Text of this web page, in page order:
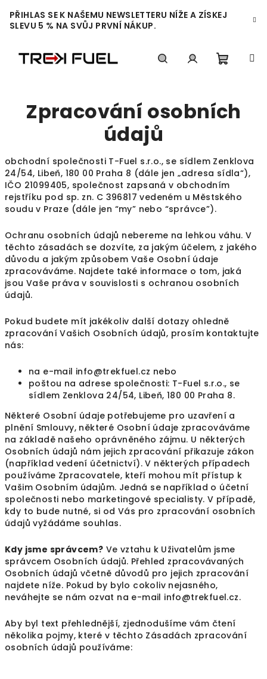
na
obsah
PŘIHLAS SE K NAŠEMU NEWSLETTERU NÍŽE A ZÍSKEJ
SLEVU 5 % NA SVŮJ PRVNÍ NÁKUP.
košík
Zpracování osobních
údajů
obchodní společnosti T-Fuel s.r.o., se sídlem Zenklova
24/54, Libeň, 180 00 Praha 8 (dále jen „adresa sídla“),
IČO 21099405, společnost zapsaná v obchodním
rejstříku pod sp. zn. C 396817 vedeném u Městského
soudu v Praze (dále jen “my” nebo “správce”).
Ochranu osobních údajů nebereme na lehkou váhu. V
těchto zásadách se dozvíte, za jakým účelem, z jakého
důvodu a jakým způsobem Vaše Osobní údaje
zpracováváme. Najdete také informace o tom, jaká
jsou Vaše práva v souvislosti s ochranou osobních
údajů.
Pokud budete mít jakékoliv další dotazy ohledně
zpracování Vašich Osobních údajů, prosím kontaktujte
nás:
na e-mail info@trekfuel.cz nebo
poštou na adrese společnosti: T-Fuel s.r.o., se
sídlem Zenklova 24/54, Libeň, 180 00 Praha 8.
Některé Osobní údaje potřebujeme pro uzavření a
plnění Smlouvy, některé Osobní údaje zpracováváme
na základě našeho oprávněného zájmu. U některých
Osobních údajů nám jejich zpracování přikazuje zákon
(například vedení účetnictví). V některých případech
používáme Zpracovatele, kteří mohou mít přístup k
Vašim Osobním údajům. Jedná se například o účetní
společnosti nebo marketingové specialisty. V případě,
kdy to bude nutné, si od Vás pro zpracování osobních
údajů vyžádáme souhlas.
Kdy jsme správcem? Ve vztahu k Uživatelům jsme
správcem Osobních údajů. Přehled zpracovávaných
Osobních údajů včetně důvodů pro jejich zpracování
najdete níže. Pokud by bylo cokoliv nejasného,
neváhejte se nám ozvat na e-mail info@trekfuel.cz.
Aby byl text přehlednější, zjednodušíme vám čtení
několika pojmy, které v těchto Zásadách zpracování
osobních údajů používáme: